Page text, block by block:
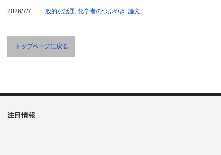
2026/7/7 一般的な話題 化学者のつぶやき 論文
トップページに戻る
注目情報